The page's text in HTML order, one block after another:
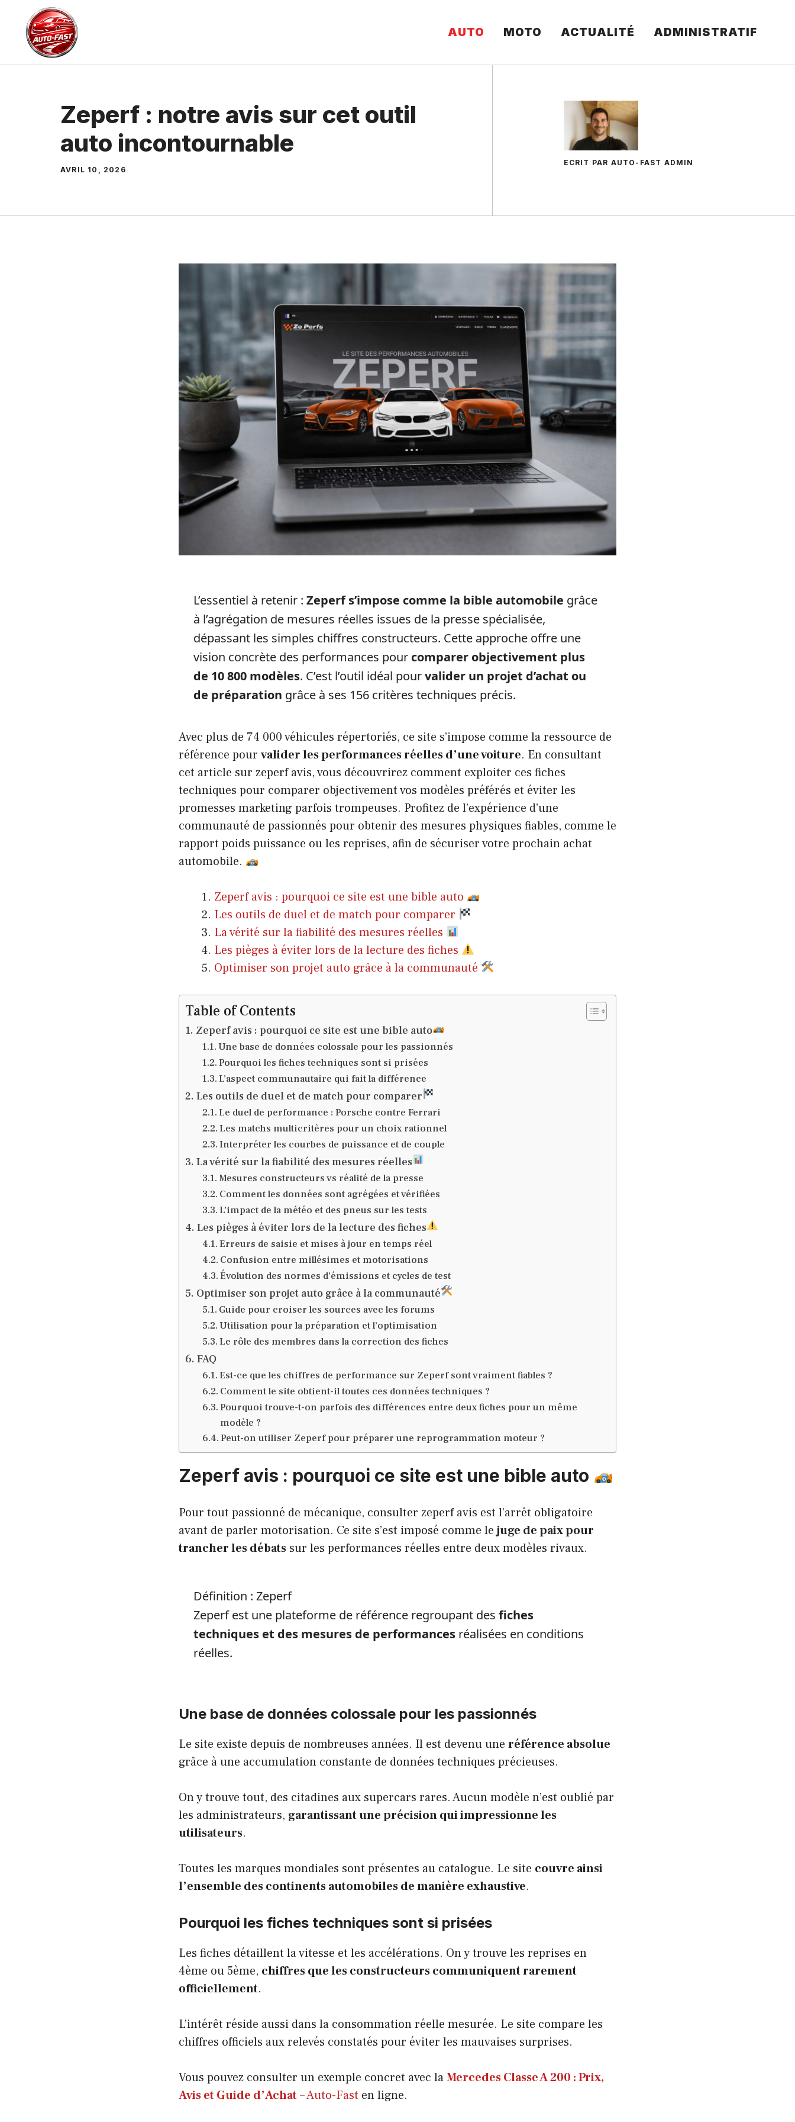
contenu
AUTO MOTO ACTUALITÉ ADMINISTRATIF
Zeperf : notre avis sur cet outil
auto incontournable
AVRIL 10, 2026
ECRIT PAR AUTO-FAST ADMIN
L’essentiel à retenir : Zeperf s’impose comme la bible automobile grâce
à l’agrégation de mesures réelles issues de la presse spécialisée,
dépassant les simples chiffres constructeurs. Cette approche offre une
vision concrète des performances pour comparer objectivement plus
de 10 800 modèles. C’est l’outil idéal pourvalider un projet d’achat ou
de préparation grâce à ses 156 critères techniques précis.
Avec plus de 74 000 véhicules répertoriés, ce site s’impose comme la ressource de
référence pour valider les performances réelles d’une voiture. En consultant
cet article sur zeperf avis, vous découvrirez comment exploiter ces fiches
techniques pour comparer objectivement vos modèles préférés et éviter les
promesses marketing parfois trompeuses. Profitez de l’expérience d’une
communauté de passionnés pour obtenir des mesures physiques fiables, comme le
rapport poids puissance ou les reprises, afin de sécuriser votre prochain achat
automobile.
Zeperf avis : pourquoi ce site est une bible auto
Les outils de duel et de match pour comparer
La vérité sur la fiabilité des mesures réelles
Les pièges à éviter lors de la lecture des fiches
Optimiser son projet auto grâce à la communauté
Table of Contents
Zeperf avis : pourquoi ce site est une bible auto
Une base de données colossale pour les passionnés
Pourquoi les fiches techniques sont si prisées
L’aspect communautaire qui fait la différence
Les outils de duel et de match pour comparer
Le duel de performance : Porsche contre Ferrari
Les matchs multicritères pour un choix rationnel
Interpréter les courbes de puissance et de couple
La vérité sur la fiabilité des mesures réelles
Mesures constructeurs vs réalité de la presse
Comment les données sont agrégées et vérifiées
L’impact de la météo et des pneus sur les tests
Les pièges à éviter lors de la lecture des fiches
Erreurs de saisie et mises à jour en temps réel
Confusion entre millésimes et motorisations
Évolution des normes d’émissions et cycles de test
Optimiser son projet auto grâce à la communauté
Guide pour croiser les sources avec les forums
Utilisation pour la préparation et l’optimisation
Le rôle des membres dans la correction des fiches
FAQ
Est-ce que les chiffres de performance sur Zeperf sont vraiment fiables ?
Comment le site obtient-il toutes ces données techniques ?
Pourquoi trouve-t-on parfois des différences entre deux fiches pour un même
modèle ?
Peut-on utiliser Zeperf pour préparer une reprogrammation moteur ?
Zeperf avis : pourquoi ce site est une bible auto
Pour tout passionné de mécanique, consulter zeperf avis est l’arrêt obligatoire
avant de parler motorisation. Ce site s’est imposé comme lejuge de paix pour
trancher les débats sur les performances réelles entre deux modèles rivaux.
Définition : Zeperf
Zeperf est une plateforme de référence regroupant des fiches
techniques et des mesures de performances réalisées en conditions
réelles.
Une base de données colossale pour les passionnés
Le site existe depuis de nombreuses années. Il est devenu une référence absolue
grâce à une accumulation constante de données techniques précieuses.
On y trouve tout, des citadines aux supercars rares. Aucun modèle n’est oublié par
les administrateurs, garantissant une précision qui impressionne les
utilisateurs.
Toutes les marques mondiales sont présentes au catalogue. Le site couvre ainsi
l’ensemble des continents automobiles de manière exhaustive.
Pourquoi les fiches techniques sont si prisées
Les fiches détaillent la vitesse et les accélérations. On y trouve les reprises en
4ème ou 5ème, chiffres que les constructeurs communiquent rarement
officiellement.
L’intérêt réside aussi dans la consommation réelle mesurée. Le site compare les
chiffres officiels aux relevés constatés pour éviter les mauvaises surprises.
Vous pouvez consulter un exemple concret avec laMercedes Classe A 200 : Prix,
Avis et Guide d’Achat– Auto-Fast en ligne.